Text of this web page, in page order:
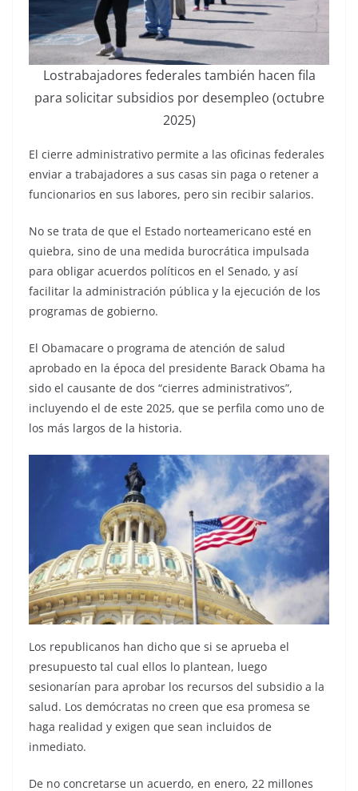
Lostrabajadores federales también hacen fila
para solicitar subsidios por desempleo (octubre
2025)
El cierre administrativo permite a las oficinas federales
enviar a trabajadores a sus casas sin paga o retener a
funcionarios en sus labores, pero sin recibir salarios.
No se trata de que el Estado norteamericano esté en
quiebra, sino de una medida burocrática impulsada
para obligar acuerdos políticos en el Senado, y así
facilitar la administración pública y la ejecución de los
programas de gobierno.
El Obamacare o programa de atención de salud
aprobado en la época del presidente Barack Obama ha
sido el causante de dos “cierres administrativos”,
incluyendo el de este 2025, que se perfila como uno de
los más largos de la historia.
Los republicanos han dicho que si se aprueba el
presupuesto tal cual ellos lo plantean, luego
sesionarían para aprobar los recursos del subsidio a la
salud. Los demócratas no creen que esa promesa se
haga realidad y exigen que sean incluidos de
inmediato.
De no concretarse un acuerdo, en enero, 22 millones